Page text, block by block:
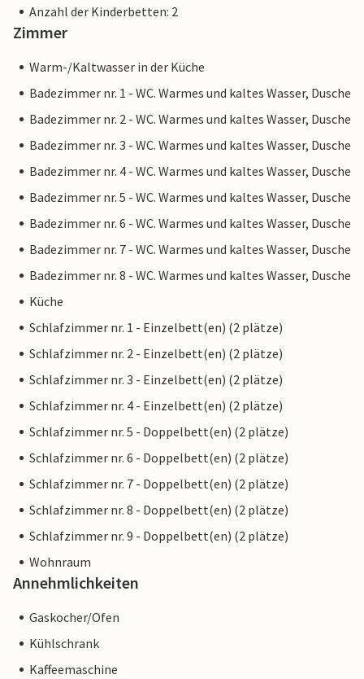
Anzahl der Kinderbetten: 2
Zimmer
Warm-/Kaltwasser in der Küche
Badezimmer nr. 1 - WC. Warmes und kaltes Wasser, Dusche
Badezimmer nr. 2 - WC. Warmes und kaltes Wasser, Dusche
Badezimmer nr. 3 - WC. Warmes und kaltes Wasser, Dusche
Badezimmer nr. 4 - WC. Warmes und kaltes Wasser, Dusche
Badezimmer nr. 5 - WC. Warmes und kaltes Wasser, Dusche
Badezimmer nr. 6 - WC. Warmes und kaltes Wasser, Dusche
Badezimmer nr. 7 - WC. Warmes und kaltes Wasser, Dusche
Badezimmer nr. 8 - WC. Warmes und kaltes Wasser, Dusche
Küche
Schlafzimmer nr. 1 - Einzelbett(en) (2 plätze)
Schlafzimmer nr. 2 - Einzelbett(en) (2 plätze)
Schlafzimmer nr. 3 - Einzelbett(en) (2 plätze)
Schlafzimmer nr. 4 - Einzelbett(en) (2 plätze)
Schlafzimmer nr. 5 - Doppelbett(en) (2 plätze)
Schlafzimmer nr. 6 - Doppelbett(en) (2 plätze)
Schlafzimmer nr. 7 - Doppelbett(en) (2 plätze)
Schlafzimmer nr. 8 - Doppelbett(en) (2 plätze)
Schlafzimmer nr. 9 - Doppelbett(en) (2 plätze)
Wohnraum
Annehmlichkeiten
Gaskocher/Ofen
Kühlschrank
Kaffeemaschine